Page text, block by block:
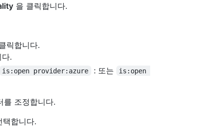
을 클릭합니다.
릭합니다.
.
is:open provider:azure : 또는
is:open
를 조정합니다.
택합니다.